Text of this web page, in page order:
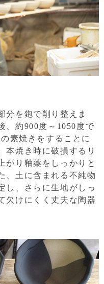
分を鉋で削り整えま
、約900度～1050度で
の素焼きをすることに
本焼き時に破損するリ
がり釉薬をしっかりと
、土に含まれる不純物
し、さらに生地がしっ
欠けにくく丈夫な陶器